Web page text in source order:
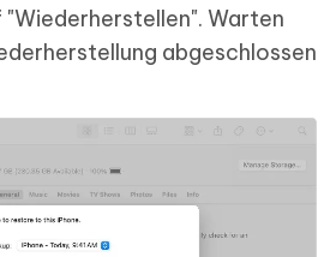
"Wiederherstellen". Warten
abgeschlossen